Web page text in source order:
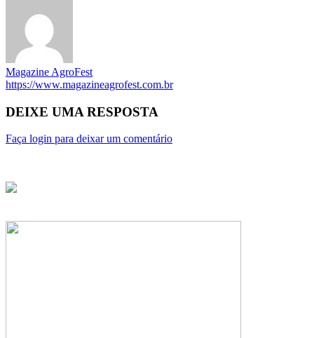
Magazine AgroFest
https://www.magazineagrofest.com.br
DEIXE UMA RESPOSTA
Faça login para deixar um comentário